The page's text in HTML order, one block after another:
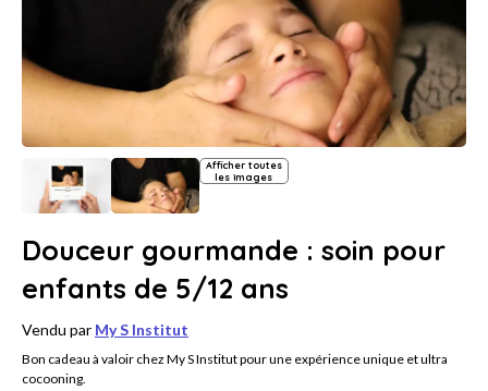
Afficher toutes
les images
Douceur gourmande : soin pour
enfants de 5/12 ans
Vendu par My S Institut
Bon cadeau à valoir chez My S Institut pour une expérience unique et ultra
cocooning.